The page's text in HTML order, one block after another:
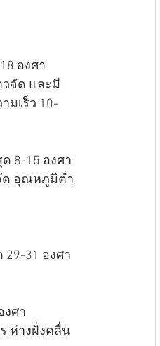
องศา
จัด และมี
มเร็ว 10-
8-15 องศา
ด อุณหภูมิต่ำ
31 องศา
งศา
ห่างฝั่งคลื่น